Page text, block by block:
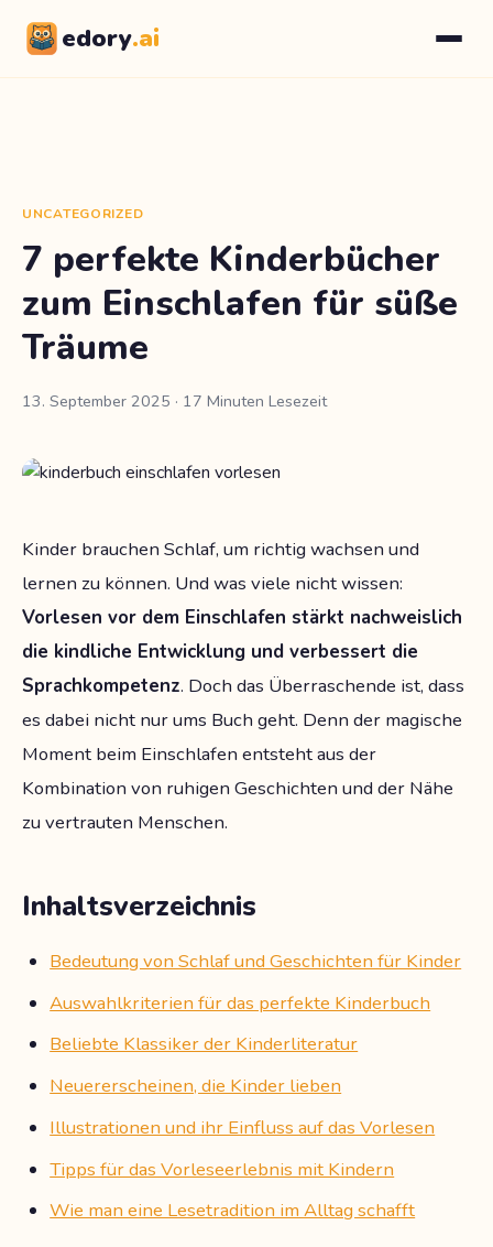
edory.ai
UNCATEGORIZED
7 perfekte Kinderbücher
zum Einschlafen für süße
Träume
13. September 2025 · 17 Minuten Lesezeit
Kinder brauchen Schlaf, um richtig wachsen und
lernen zu können. Und was viele nicht wissen:
Vorlesen vor dem Einschlafen stärkt nachweislich
die kindliche Entwicklung und verbessert die
Sprachkompetenz. Doch das Überraschende ist, dass
es dabei nicht nur ums Buch geht. Denn der magische
Moment beim Einschlafen entsteht aus der
Kombination von ruhigen Geschichten und der Nähe
zu vertrauten Menschen.
Inhaltsverzeichnis
Bedeutung von Schlaf und Geschichten für Kinder
Auswahlkriterien für das perfekte Kinderbuch
Beliebte Klassiker der Kinderliteratur
Neuererscheinen, die Kinder lieben
Illustrationen und ihr Einfluss auf das Vorlesen
Tipps für das Vorleseerlebnis mit Kindern
Wie man eine Lesetradition im Alltag schafft